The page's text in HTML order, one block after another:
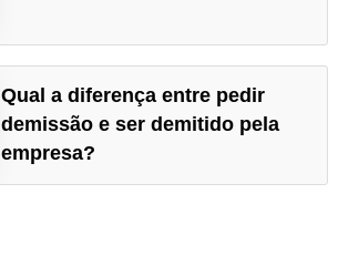
Qual a diferença entre pedir
demissão e ser demitido pela
empresa?